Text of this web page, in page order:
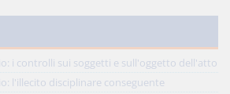
i controlli sui soggetti e sull'oggetto dell'atto
l'illecito disciplinare conseguente